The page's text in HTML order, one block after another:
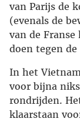
van Parijs de
(evenals de
van de
doen tegen
In het
voor bijna
rondrijden.
klaarstaan